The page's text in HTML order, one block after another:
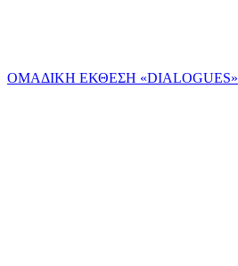
ΟΜΑΔΙΚΗ ΕΚΘΕΣΗ «DIALOGUES»